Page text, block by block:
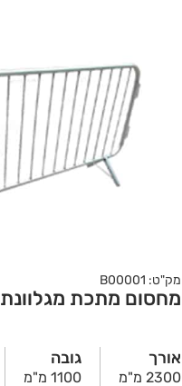
מק"ט: B00001
מחסום מתכת מגלוונת 2.3 מ’ ZN
אורך
2300 מ"מ
גובה
1100 מ"מ